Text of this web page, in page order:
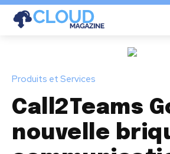
Produits et Services
Call2Teams
nouvelle